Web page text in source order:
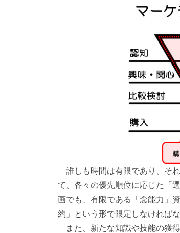
誰しも時間は有限であり、そ
て、各々の優先順位に応じた「
画でも、有限である「念能力」
約」という形で限定しなければ
また、新たな知識や技能の獲